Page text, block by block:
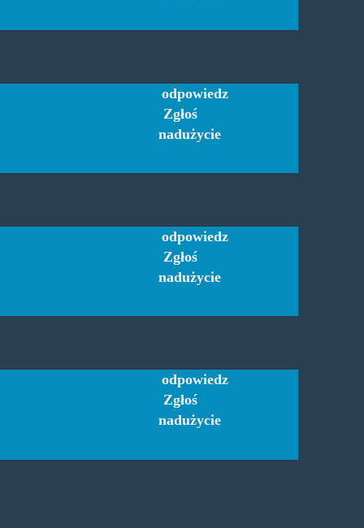
odpowiedz
Zgłoś
nadużycie
odpowiedz
Zgłoś
nadużycie
odpowiedz
Zgłoś
nadużycie